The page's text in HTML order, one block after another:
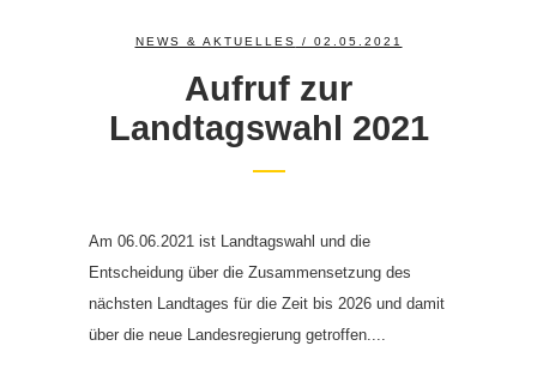
NEWS & AKTUELLES / 02.05.2021
Aufruf zur
Landtagswahl 2021
Am 06.06.2021 ist Landtagswahl und die
Entscheidung über die Zusammensetzung des
nächsten Landtages für die Zeit bis 2026 und damit
über die neue Landesregierung getroffen....